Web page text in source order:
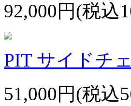
92,000円(税込
PIT サイドチ
51,000円(税込